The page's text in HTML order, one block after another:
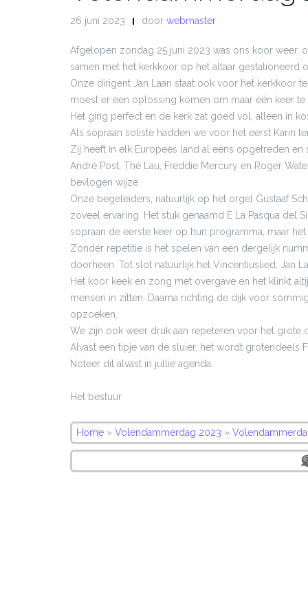
26 juni 2023 door webmaster
Afgelopen zondag 25 juni 2023 was ons koor weer,
samen met het kerkkoor op het altaar gestationeerd
Onze dirigent Jan Laan staat ook voor het kerkkoor
moest er een oplossing komen om maar één keer te
Het ging perfect en de kerk zat goed vol, alleen in
Als sopraan soliste hadden we voor het eerst Karin
Zij heeft in elk Europees land al eens opgetreden
André Post, Thé Lau, Freddie Mercury en Roger
bevlogen wijze.
Onze begeleiders, natuurlijk op het orgel Gustaaf
zoveel ervaring. Het stuk genaamd E La Pasqua del
sopraan de eerste keer op hun programma, maar
Zonder repetitie is het spelen van een dergelijk
doorheen. Tot slot natuurlijk het Vincentiuslied, Jan
Het koor keek en zong met overgave en het klinkt
mensen in zitten. Daarna richting de dijk voor
opzoeken.
We zijn ook weer druk aan repeteren voor het grote
Alvast een tipje van de sluier, het wordt grotendeels
Noteer dit alvast in jullie agenda.
Het bestuur
Home » Volendammerdag 2023 »